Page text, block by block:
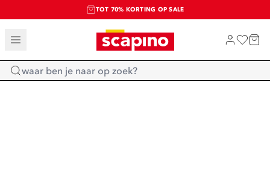
TOT 70% KORTING OP SALE
SALE: LAATSTE KANS!
SHOP NIEUW
Home